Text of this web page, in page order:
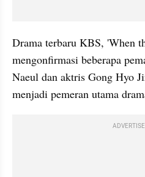
Drama terbaru KBS, 'When
mengonfirmasi beberapa
Naeul dan aktris Gong Hyo
menjadi pemeran utama